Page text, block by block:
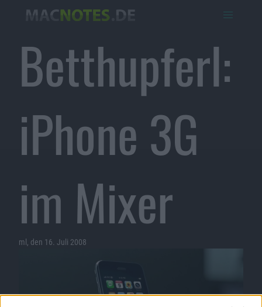
Betthupferl:
iPhone 3G
im Mixer
ml, den 16. Juli 2008